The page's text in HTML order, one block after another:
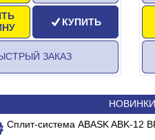
КУПИТЬ
ЗАКАЗ
электронные MERTECH M-ER
НОВИНКИ
Сплит-система ABASK ABK-12